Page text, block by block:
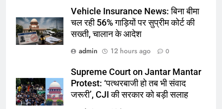
Vehicle Insurance News: बिना बीमा
चल रही 56% गाड़ियों पर सुप्रीम कोर्ट की
सख्ती, चालान के आदेश
admin
12 hours ago 0
Supreme Court on Jantar Mantar
Protest: ‘पत्थरबाजी हो तब भी संवाद
जरूरी’, CJI की सरकार को बड़ी सलाह